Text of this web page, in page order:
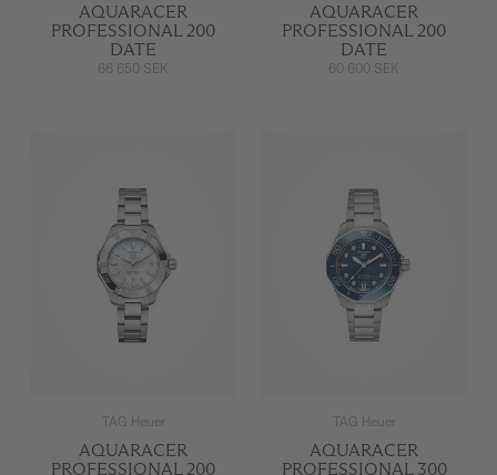
AQUARACER
PROFESSIONAL 200
DATE
66 650 SEK
AQUARACER
PROFESSIONAL 200
DATE
60 600 SEK
TAG Heuer
AQUARACER
PROFESSIONAL 200
TAG Heuer
AQUARACER
PROFESSIONAL 300